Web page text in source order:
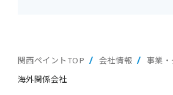
関西ペイントTOP 会社情報
事業
海外関係会社